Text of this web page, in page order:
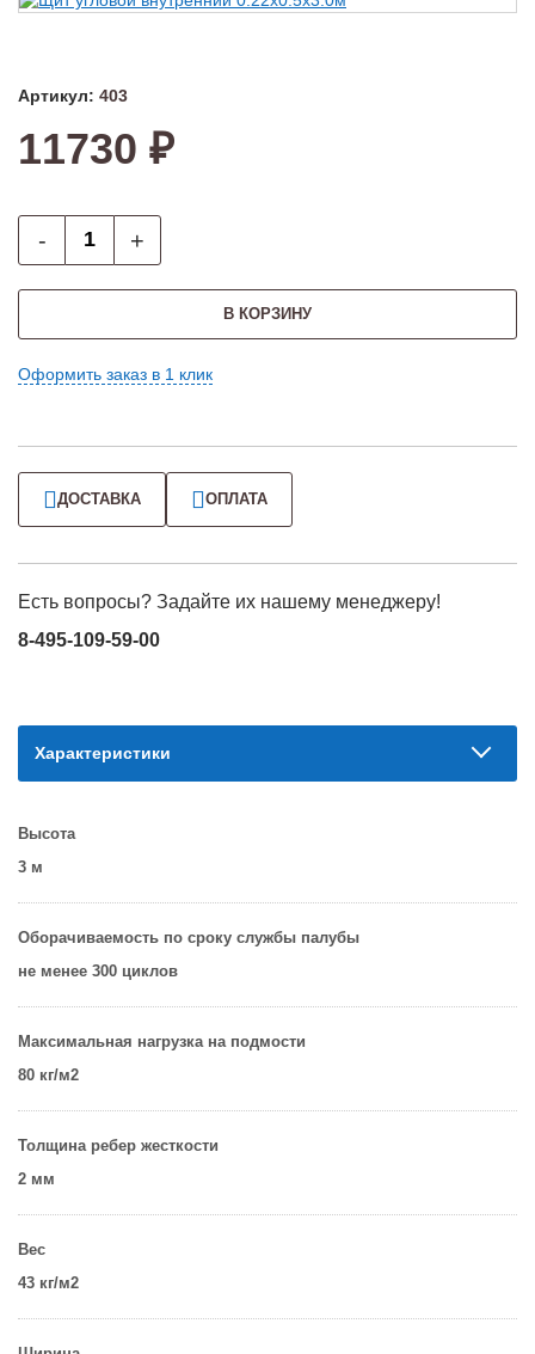
Артикул: 403
11730 ₽
- +
В КОРЗИНУ
Оформить заказ в 1 клик
ДОСТАВКА ОПЛАТА
Есть вопросы? Задайте их нашему менеджеру!
8-495-109-59-00
Характеристики
Высота
3 м
Оборачиваемость по сроку службы палубы
не менее 300 циклов
Максимальная нагрузка на подмости
80 кг/м2
Толщина ребер жесткости
2 мм
Вес
43 кг/м2